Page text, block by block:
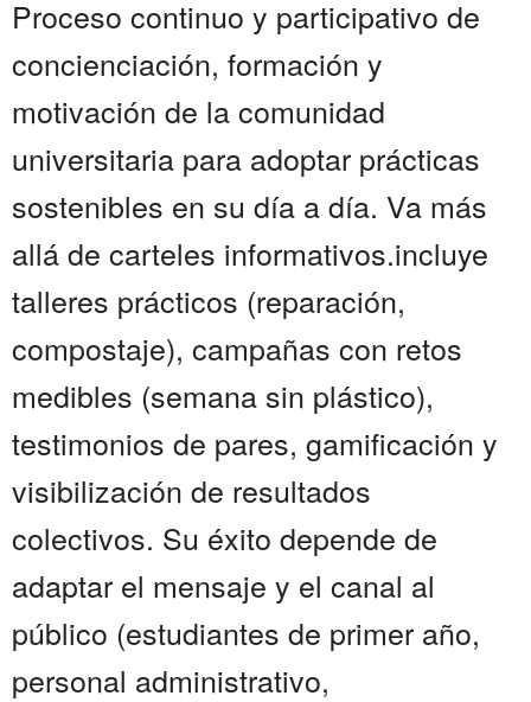
Proceso continuo y participativo de
concienciación, formación y
motivación de la comunidad
universitaria para adoptar prácticas
sostenibles en su día a día. Va más
allá de carteles informativos.incluye
talleres prácticos (reparación,
compostaje), campañas con retos
medibles (semana sin plástico),
testimonios de pares, gamificación y
visibilización de resultados
colectivos. Su éxito depende de
adaptar el mensaje y el canal al
público (estudiantes de primer año,
personal administrativo,